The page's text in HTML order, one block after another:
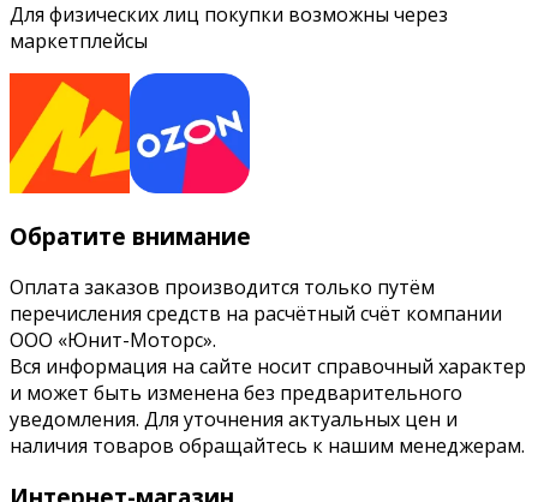
Для физических лиц покупки возможны через
маркетплейсы
Обратите внимание
Оплата заказов производится только путём
перечисления средств на расчётный счёт компании
ООО «Юнит-Моторс».
Вся информация на сайте носит справочный характер
и может быть изменена без предварительного
уведомления. Для уточнения актуальных цен и
наличия товаров обращайтесь к нашим менеджерам.